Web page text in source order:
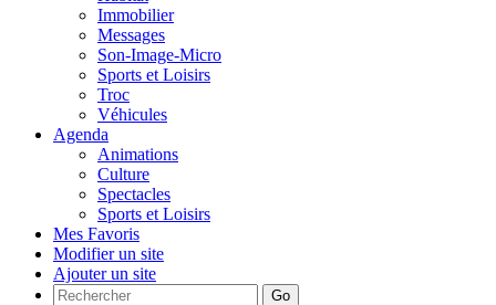
Immobilier
Messages
Son-Image-Micro
Sports et Loisirs
Troc
Véhicules
Agenda
Animations
Culture
Spectacles
Sports et Loisirs
Mes Favoris
Modifier un site
Ajouter un site
Go